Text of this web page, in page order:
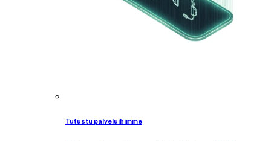
Tutustu palveluihimme